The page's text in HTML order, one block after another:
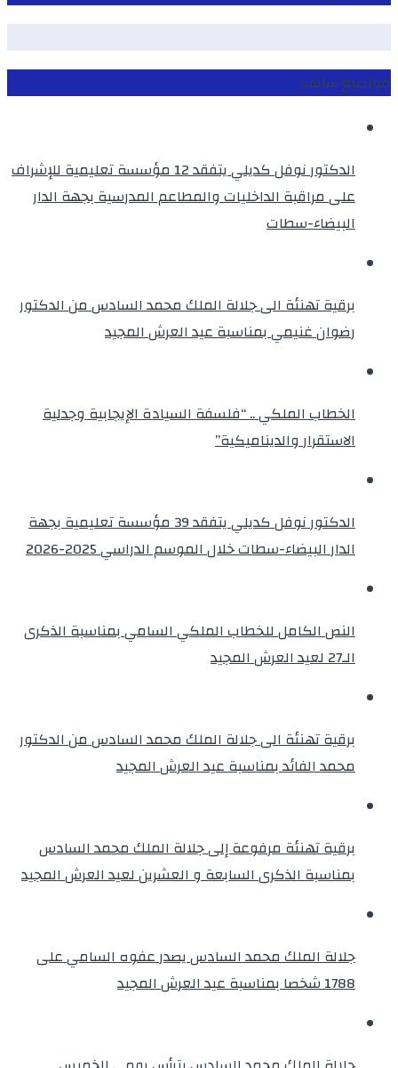
مواضيع سابقة
الدكتور نوفل كديلي يتفقد 12 مؤسسة تعليمية للإشراف
على مراقبة الداخليات والمطاعم المدرسية بجهة الدار
البيضاء-سطات
برقية تهنئة الى جلالة الملك محمد السادس من الدكتور
رضوان غنيمي بمناسبة عيد العرش المجيد
الخطاب الملكي .. “فلسفة السيادة الإيجابية وجدلية
الاستقرار والديناميكية”
الدكتور نوفل كديلي يتفقد 39 مؤسسة تعليمية بجهة
الدار البيضاء-سطات خلال الموسم الدراسي 2025-2026
النص الكامل للخطاب الملكي السامي بمناسبة الذكرى
الـ27 لعيد العرش المجيد
برقية تهنئة الى جلالة الملك محمد السادس من الدكتور
محمد الفائد بمناسبة عيد العرش المجيد
برقية تهنئة مرفوعة إلى جلالة الملك محمد السادس
بمناسبة الذكرى السابعة و العشرين لعيد العرش المجيد
جلالة الملك محمد السادس يصدر عفوه السامي على
1788 شخصا بمناسبة عيد العرش المجيد